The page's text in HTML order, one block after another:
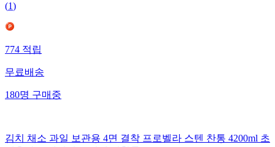
(1)
774적립
무료배송
180명구매중
김치 채소 과일 보관용 4면 결착 프로벨라 스텐 찬통 4200ml 초